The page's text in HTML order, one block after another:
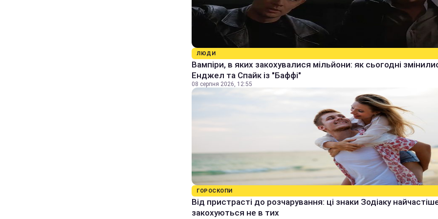
ЛЮДИ
Вампіри, в яких закохувалися мільйони: як сьогодні
Енджел та Спайк із "Баффі"
08 серпня 2026, 12:55
ГОРОСКОПИ
Від пристрасті до розчарування: ці знаки Зодіаку
закохуються не в тих